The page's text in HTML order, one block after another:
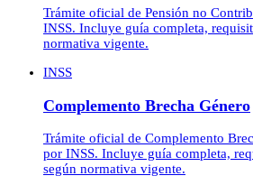
Trámite oficial de Pensión no
INSS. Incluye guía completa,
normativa vigente.
INSS
Complemento Brecha Género
Trámite oficial de Complemento
por INSS. Incluye guía completa,
según normativa vigente.